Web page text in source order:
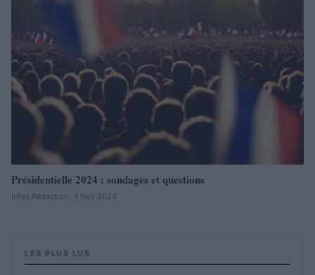
Présidentielle 2024 : sondages et questions
Infos Rédaction · 1 Nov 2024
LES PLUS LUS